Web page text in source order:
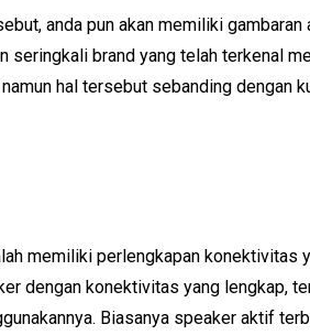
anda pun akan memiliki gambaran
brand yang telah terkenal
hal tersebut sebanding dengan
memiliki perlengkapan konektivitas
dengan konektivitas yang lengkap,
Biasanya speaker aktif